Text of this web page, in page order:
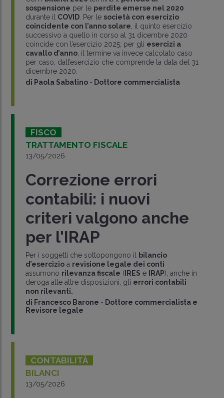
sospensione per le perdite emerse nel 2020
durante il COVID. Per le società con esercizio
coincidente con l’anno solare , il quinto esercizio
successivo a quello in corso al 31 dicembre 2020
coincide con l’esercizio 2025; per gli esercizi a
cavallo d’anno, il termine va invece calcolato caso
per caso, dall’esercizio che comprende la data del 31
dicembre 2020.
di Paola Sabatino - Dottore commercialista
FISCO
TRATTAMENTO FISCALE
13/05/2026
Correzione errori
contabili: i nuovi
criteri valgono anche
per l'IRAP
Per i soggetti che sottopongono il
bilancio
d’esercizioa revisione legale dei conti
assumono rilevanza fiscale (IRES e IRAP), anche in
deroga alle altre disposizioni, gli errori contabili
non rilevanti.
di Francesco Barone - Dottore commercialista e
Revisore legale
CONTABILITÀ
BILANCI
13/05/2026